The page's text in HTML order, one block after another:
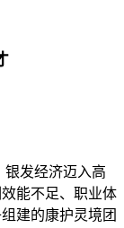
银发经济迈入高
能不足、职业体
建的康护灵境团